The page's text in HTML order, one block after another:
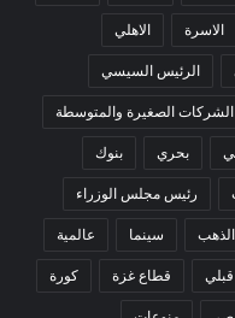
الاسرة الاهلي
الرئيس السيسي
الشركات الصغيرة والمتوسطة
بحري بنوك
رئيس مجلس الوزراء
سينما عالمية
قبلي قطاع غزة كورة